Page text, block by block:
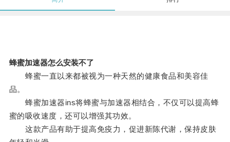
蜂蜜加速器怎么安装不了
蜂蜜一直以来都被视为一种天然的健康食品和美容佳
品。
蜂蜜加速器ins将蜂蜜与加速器相结合，不仅可以提高蜂
蜜的吸收速度，还可以增强其功效。
这款产品有助于提高免疫力，促进新陈代谢，保持皮肤